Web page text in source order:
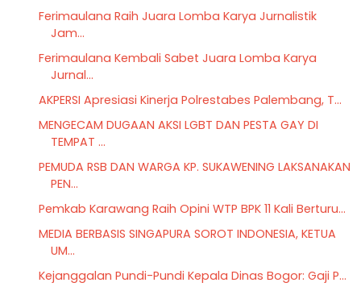
Ferimaulana Raih Juara Lomba Karya Jurnalistik
Jam...
Ferimaulana Kembali Sabet Juara Lomba Karya
Jurnal...
AKPERSI Apresiasi Kinerja Polrestabes Palembang, T...
MENGECAM DUGAAN AKSI LGBT DAN PESTA GAY DI
TEMPAT ...
PEMUDA RSB DAN WARGA KP. SUKAWENING LAKSANAKAN
PEN...
Pemkab Karawang Raih Opini WTP BPK 11 Kali Berturu...
MEDIA BERBASIS SINGAPURA SOROT INDONESIA, KETUA
UM...
Kejanggalan Pundi-Pundi Kepala Dinas Bogor: Gaji P...